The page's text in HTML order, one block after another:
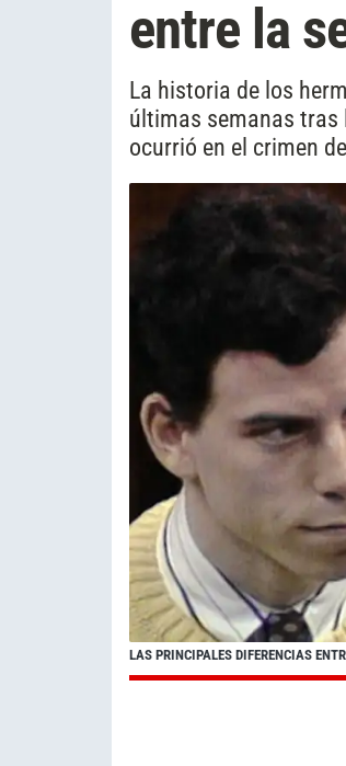
entre la
La historia de los
últimas semanas tras
ocurrió en el crimen
LAS PRINCIPALES DIFERENCIAS